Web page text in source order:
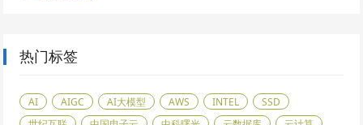
热门标签
AI AIGC AI大模型 AWS INTEL
SSD